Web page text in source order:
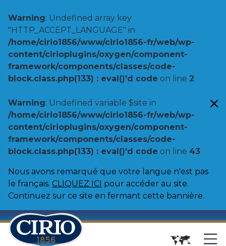
Warning: Undefined array key
"HTTP_ACCEPT_LANGUAGE" in
/home/cirio1856/www/cirio1856-fr/web/wp-
content/cirioplugins/oxygen/component-
framework/components/classes/code-
block.class.php(133) : eval()'d code on line 2
Warning: Undefined variable $site in
/home/cirio1856/www/cirio1856-fr/web/wp-
content/cirioplugins/oxygen/component-
framework/components/classes/code-
block.class.php(133) : eval()'d code on line 43
Nous avons remarqué que votre langue n'est pas
le français. CLIQUEZ ICI pour accéder au site.
Continuez sur ce site en fermant cette bannière.